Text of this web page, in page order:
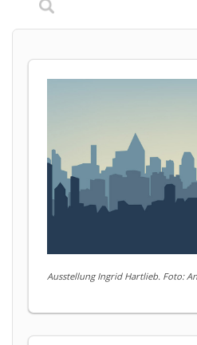
Ausstellung Ingrid Hartlieb. Foto: